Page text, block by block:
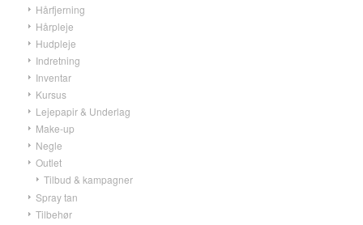
Hårfjerning
Hårpleje
Hudpleje
Indretning
Inventar
Kursus
Lejepapir & Underlag
Make-up
Negle
Outlet
Tilbud & kampagner
Spray tan
Tilbehør